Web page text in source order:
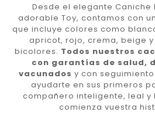
Desde el elegante Caniche
adorable Toy, contamos con
que incluye colores como
apricot, rojo, crema, beige
bicolores. Todos nuestros
con garantías de salud,
vacunados y con
ayudarte en sus primeros
compañero inteligente, leal y
comienza vuestra